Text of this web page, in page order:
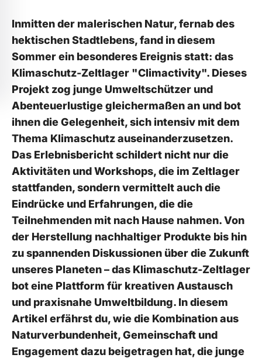
Inmitten ⁢der malerischen Natur, ‌fernab ​des ​
hektischen‍ Stadtlebens, ⁢fand ⁢in ⁣diesem
Sommer ein besonderes ⁢Ereignis‍ statt: das
‌Klimaschutz-Zeltlager "Climactivity". Dieses
Projekt zog junge‌ Umweltschützer und
Abenteuerlustige​ gleichermaßen an⁤ und bot
ihnen‌ die ​Gelegenheit, sich ​intensiv mit dem
Thema Klimaschutz⁢ auseinanderzusetzen.
Das Erlebnisbericht schildert nicht nur die
Aktivitäten ‌und Workshops,⁤ die im Zeltlager
stattfanden,⁤ sondern vermittelt auch die
Eindrücke und Erfahrungen, die die
Teilnehmenden mit nach⁤ Hause nahmen.‍ Von‍
der Herstellung nachhaltiger Produkte bis⁢ hin
zu⁣ spannenden ⁢Diskussionen über die​ Zukunft
unseres Planeten –​ das Klimaschutz-Zeltlager
bot eine Plattform für kreativen ‍Austausch⁣
und praxisnahe Umweltbildung. In diesem
Artikel erfährst du, wie die Kombination aus⁢
Naturverbundenheit, Gemeinschaft ‍und
Engagement‍ dazu beigetragen hat, die​ junge